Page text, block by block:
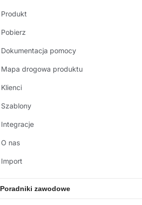
Produkt
Pobierz
Dokumentacja pomocy
Mapa drogowa produktu
Klienci
Szablony
Integracje
O nas
Import
Poradniki zawodowe